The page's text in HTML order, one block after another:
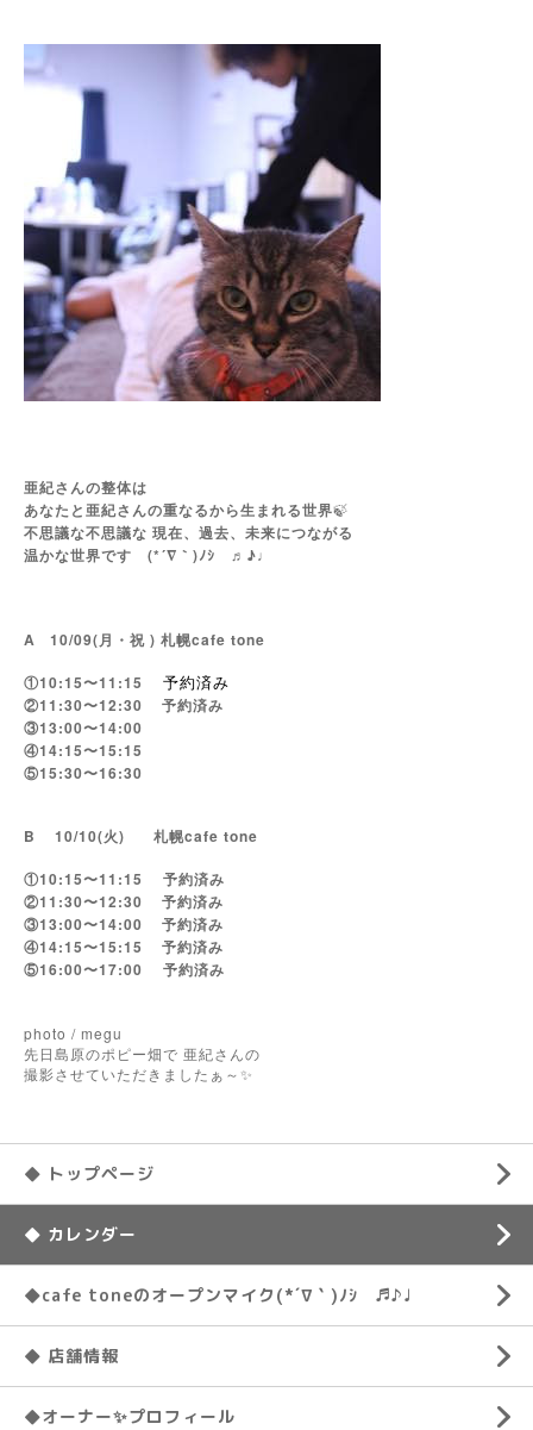
亜紀さんの整体は
あなたと亜紀さんの重なるから生まれる世界🍃
不思議な不思議な 現在、過去、未来につながる
温かな世界です (*´∇｀)ﾉｼ ♬♪♩
A 10/09(月・祝 ) 札幌cafe tone
①10:15〜11:15 予約済み
②11:30〜12:30
予約済み
③13:00〜14:00
④14:15〜15:15
⑤15:30〜16:30
B 10/10(火) 札幌cafe tone
①10:15〜11:15 予約済み
②11:30〜12:30
予約済み
③13:00〜14:00
予約済み
④14:15〜15:15
予約済み
⑤16:00〜17:00 予約済み
photo / megu
先日島原のポピー畑で 亜紀さんの
撮影させていただきましたぁ～✨
◆ トップページ
◆ カレンダー
◆cafe toneのオープンマイク(*´∇｀)ﾉｼ ♬♪♩
◆ 店舗情報
◆オーナー✨プロフィール